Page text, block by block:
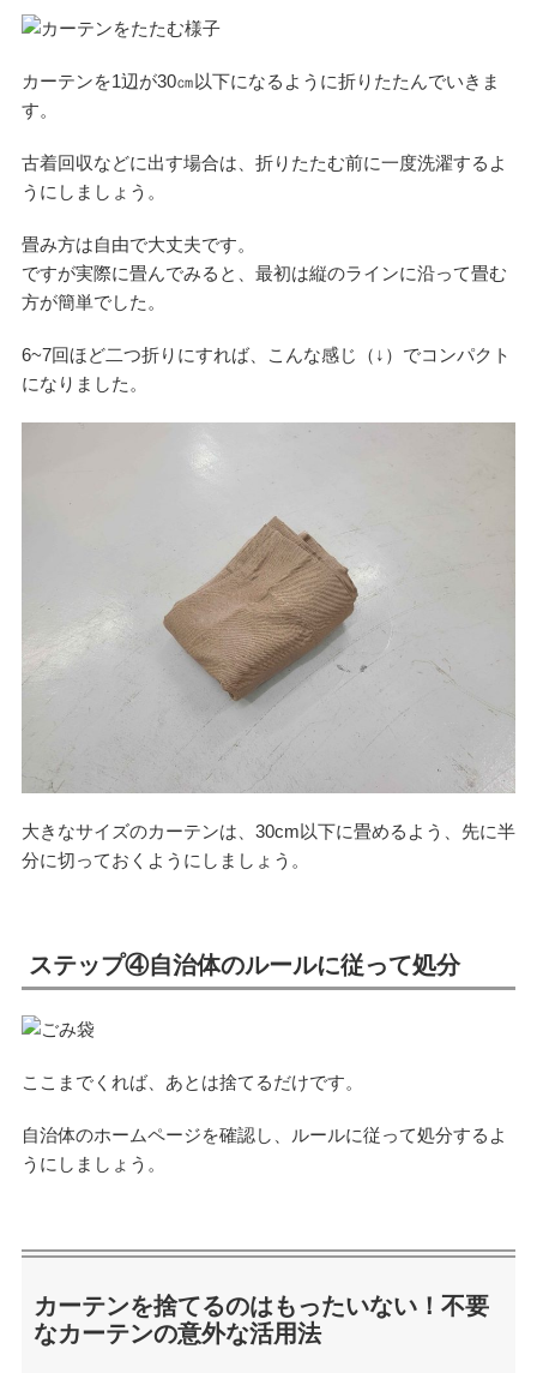
カーテンを1辺が30㎝以下になるように折りたたんでいきま
す。
古着回収などに出す場合は、折りたたむ前に一度洗濯するよ
うにしましょう。
畳み方は自由で大丈夫です。
ですが実際に畳んでみると、最初は縦のラインに沿って畳む
方が簡単でした。
6~7回ほど二つ折りにすれば、こんな感じ（↓）でコンパクト
になりました。
大きなサイズのカーテンは、30cm以下に畳めるよう、先に半
分に切っておくようにしましょう。
ステップ④自治体のルールに従って処分
ここまでくれば、あとは捨てるだけです。
自治体のホームページを確認し、ルールに従って処分するよ
うにしましょう。
カーテンを捨てるのはもったいない！不要
なカーテンの意外な活用法